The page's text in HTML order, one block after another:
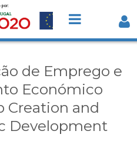
Económico Local
and Local
- Detalhe da
por:
de Emprego e
Económico
Creation and
Development